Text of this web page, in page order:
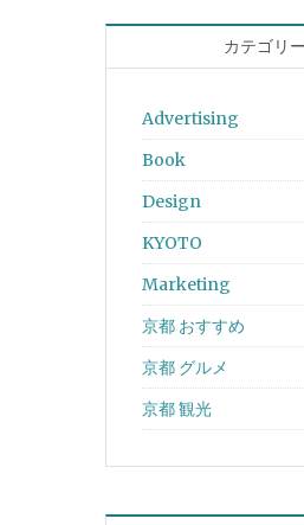
カテゴリー
Advertising
Book
Design
KYOTO
Marketing
京都 おすすめ
京都 グルメ
京都 観光